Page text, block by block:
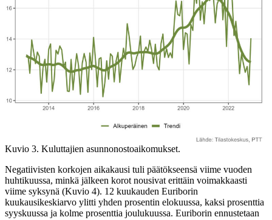
Kuvio 3. Kuluttajien asunnonostoaikomukset.
Negatiivisten korkojen aikakausi tuli päätökseensä viime vuoden
huhtikuussa, minkä jälkeen korot nousivat erittäin voimakkaasti
viime syksynä (Kuvio 4). 12 kuukauden Euriborin
kuukausikeskiarvo ylitti yhden prosentin elokuussa, kaksi prosenttia
syyskuussa ja kolme prosenttia joulukuussa. Euriborin ennustetaan